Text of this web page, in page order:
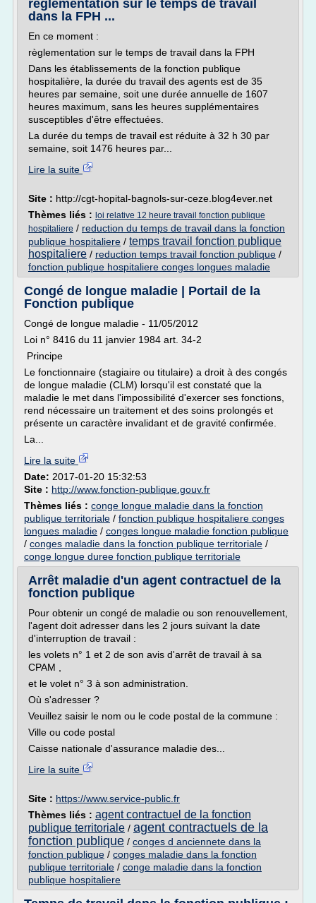
règlementation sur le temps de travail
dans la FPH ...
En ce moment :
règlementation sur le temps de travail dans la FPH
Dans les établissements de la fonction publique
hospitalière, la durée du travail des agents est de 35
heures par semaine, soit une durée annuelle de 1607
heures maximum, sans les heures supplémentaires
susceptibles d'être effectuées.
La durée du temps de travail est réduite à 32 h 30 par
semaine, soit 1476 heures par...
Lire la suite
Site : http://cgt-hopital-bagnols-sur-ceze.blog4ever.net
Thèmes liés : loi relative 12 heure travail fonction publique
hospitaliere / reduction du temps de travail dans la fonction
publique hospitaliere / temps travail fonction publique
hospitaliere / reduction temps travail fonction publique /
fonction publique hospitaliere conges longues maladie
Congé de longue maladie | Portail de la
Fonction publique
Congé de longue maladie - 11/05/2012
Loi n° 8416 du 11 janvier 1984 art. 34-2
Principe
Le fonctionnaire (stagiaire ou titulaire) a droit à des congés
de longue maladie (CLM) lorsqu'il est constaté que la
maladie le met dans l'impossibilité d'exercer ses fonctions,
rend nécessaire un traitement et des soins prolongés et
présente un caractère invalidant et de gravité confirmée.
La...
Lire la suite
Date: 2017-01-20 15:32:53
Site : http://www.fonction-publique.gouv.fr
Thèmes liés : conge longue maladie dans la fonction
publique territoriale / fonction publique hospitaliere conges
longues maladie / conges longue maladie fonction publique
/ conges maladie dans la fonction publique territoriale /
conge longue duree fonction publique territoriale
Arrêt maladie d'un agent contractuel de la
fonction publique
Pour obtenir un congé de maladie ou son renouvellement,
l'agent doit adresser dans les 2 jours suivant la date
d'interruption de travail :
les volets n° 1 et 2 de son avis d'arrêt de travail à sa
CPAM ,
et le volet n° 3 à son administration.
Où s'adresser ?
Veuillez saisir le nom ou le code postal de la commune :
Ville ou code postal
Caisse nationale d'assurance maladie des...
Lire la suite
Site : https://www.service-public.fr
Thèmes liés : agent contractuel de la fonction
publique territoriale / agent contractuels de la
fonction publique / conges d anciennete dans la
fonction publique / conges maladie dans la fonction
publique territoriale / conge maladie dans la fonction
publique hospitaliere